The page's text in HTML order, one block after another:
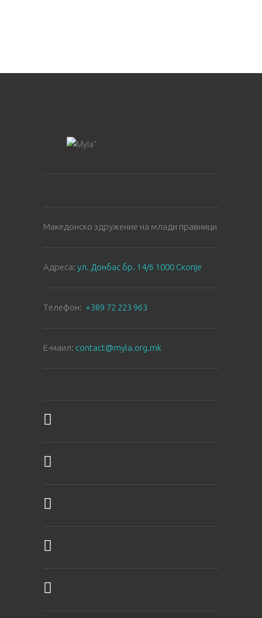
Македонско здружение на млади правници
Aдреса: ул. Донбас бр. 14/6 1000 Скопје
Tелефон: +389 72 223 963
E-маил: contact@myla.org.mk